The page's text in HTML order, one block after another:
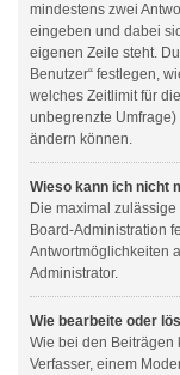
mindestens zwei
eingeben und dabei
eigenen Zeile steht.
Benutzer“ festlegen,
welches Zeitlimit für
unbegrenzte
ändern können.
Wieso kann ich nicht
Die maximal
Board-Administration
Antwortmöglichkeiten
Administrator.
Wie bearbeite oder
Wie bei den Beiträgen
Verfasser, einem